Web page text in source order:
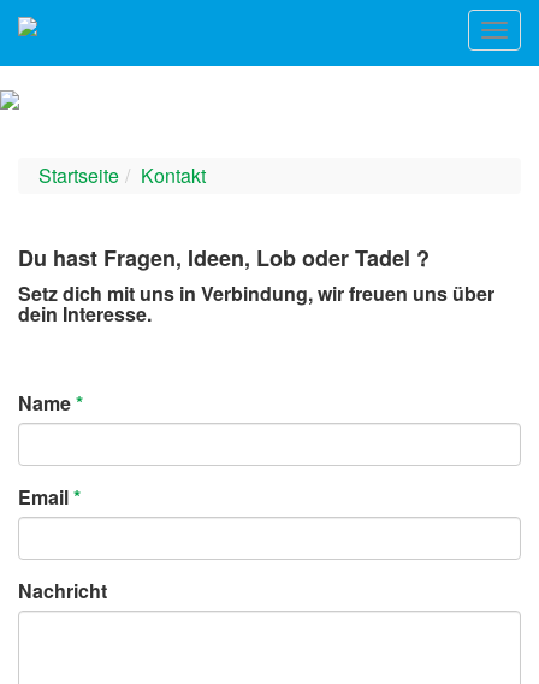
Startseite Kontakt
Du hast Fragen, Ideen, Lob oder Tadel ?
Setz dich mit uns in Verbindung, wir freuen uns über
dein Interesse.
Name*
Email*
Nachricht